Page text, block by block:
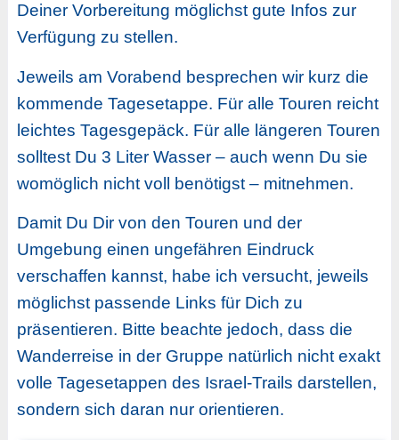
Deiner Vorbereitung möglichst gute Infos zur
Verfügung zu stellen.
Jeweils am Vorabend besprechen wir kurz die
kommende Tagesetappe. Für alle Touren reicht
leichtes Tagesgepäck. Für alle längeren Touren
solltest Du 3 Liter Wasser – auch wenn Du sie
womöglich nicht voll benötigst – mitnehmen.
Damit Du Dir von den Touren und der
Umgebung einen ungefähren Eindruck
verschaffen kannst, habe ich versucht, jeweils
möglichst passende Links für Dich zu
präsentieren. Bitte beachte jedoch, dass die
Wanderreise in der Gruppe natürlich nicht exakt
volle Tagesetappen des Israel-Trails darstellen,
sondern sich daran nur orientieren.